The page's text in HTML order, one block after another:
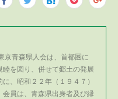
京青森県人会は、首都圏に
を図り、併せて郷土の発展
、昭和２２年（１９４７）
員は、青森県出身者及び縁